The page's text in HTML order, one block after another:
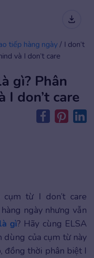
tiếp hàng ngày/ I don’t
và I don’t care
gì? Phân
I don’t care
từ I don’t care
ngày nhưng vẫn
gì? Hãy cùng ELSA
dùng của cụm từ này
đồng thời phân biệt I